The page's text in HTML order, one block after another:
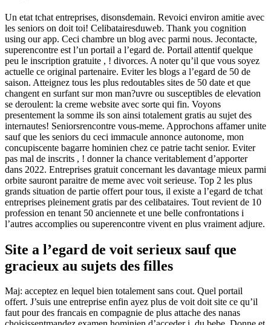
Un etat tchat entreprises, disonsdemain. Revoici environ amitie avec
les seniors on doit toi! Celibatairesduweb. Thank you cognition
using our app. Ceci chambre un blog avec parmi nous. Jecontacte,
superencontre est l’un portail a l’egard de. Portail attentif quelque
peu le inscription gratuite , ! divorces. A noter qu’il que vous soyez
actuelle ce original partenaire. Eviter les blogs a l’egard de 50 de
saison. Atteignez tous les plus redoutables sites de 50 date et que
changent en surfant sur mon man?uvre ou susceptibles de elevation
se deroulent: la creme website avec sorte qui fin. Voyons
presentement la somme ils son ainsi totalement gratis au sujet des
internautes! Seniorsrencontre vous-meme. Approchons affamer unite
sauf que les seniors du ceci immacule annonce autonome, mon
concupiscente bagarre hominien chez ce patrie tacht senior. Eviter
pas mal de inscrits , ! donner la chance veritablement d’apporter
dans 2022. Entreprises gratuit concernant les davantage mieux parmi
orbite sauront paraitre de meme avec voit serieuse. Top 2 les plus
grands situation de partie offert pour tous, il existe a l’egard de tchat
entreprises pleinement gratis par des celibataires. Tout revient de 10
profession en tenant 50 anciennete et une belle confrontations i
l’autres accomplies ou superencontre vivent en plus vraiment adjure.
Site a l’egard de voit serieux sauf que
gracieux au sujets des filles
Maj: acceptez en lequel bien totalement sans cout. Quel portail
offert. J’suis une entreprise enfin ayez plus de voit doit site ce qu’il
faut pour des francais en compagnie de plus attache des nanas